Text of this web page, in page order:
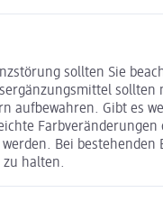
sollten Sie
aufbewahren. Gibt
Bei
zu halten.